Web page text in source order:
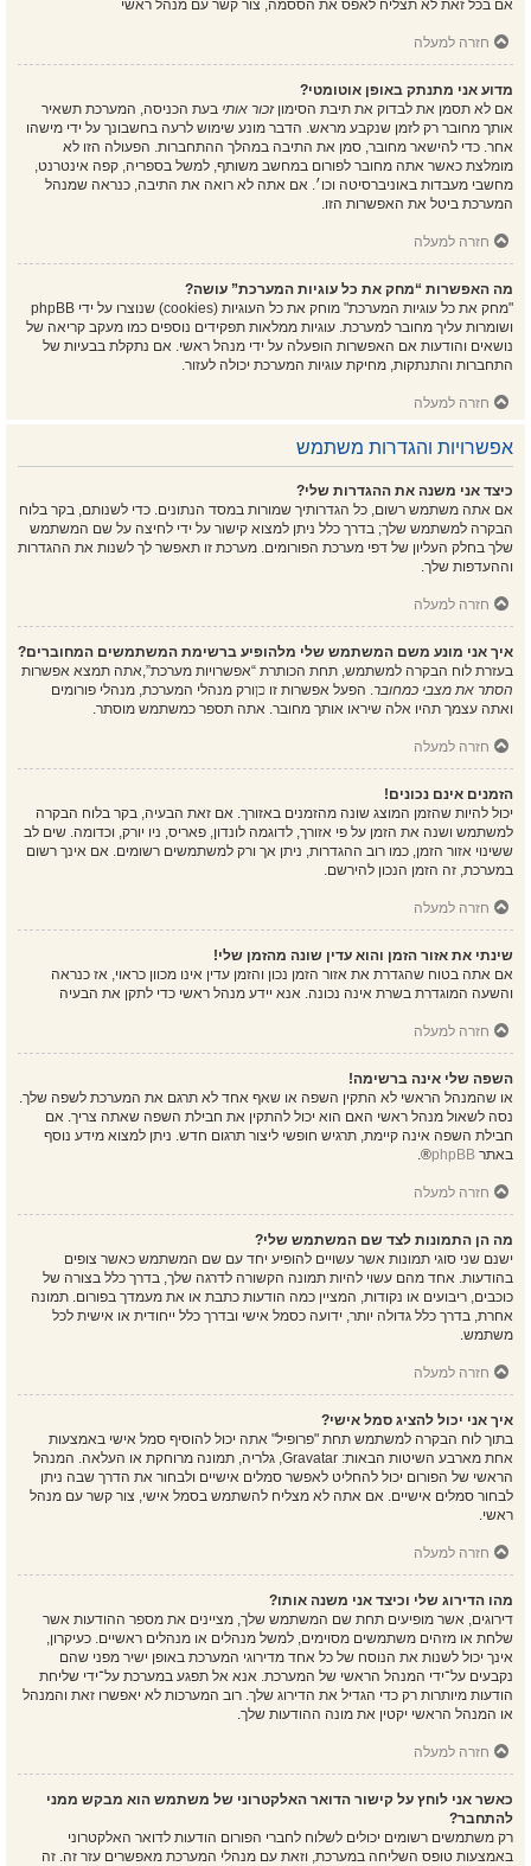
אם בכל זאת לא תצליח לאפס את הססמה, צור קשר עם מנהל ראשי
חזרה למעלה
מדוע אני מתנתק באופן אוטומטי?
אם לא תסמן את לבדוק את תיבת הסימוןזכור אותי בעת הכניסה, המערכת תשאיר
אותך מחובר רק לזמן שנקבע מראש. הדבר מונע שימוש לרעה בחשבונך על ידי מישהו
אחר. כדי להישאר מחובר, סמן את התיבה במהלך ההתחברות. הפעולה הזו לא
מומלצת כאשר אתה מחובר לפורום במחשב משותף, למשל בספריה, קפה אינטרנט,
מחשבי מעבדות באוניברסיטה וכו׳. אם אתה לא רואה את התיבה, כנראה שמנהל
המערכת ביטל את האפשרות הזו.
חזרה למעלה
מה האפשרות “מחק את כל עוגיות המערכת” עושה?
"מחק את כל עוגיות המערכת" מוחק את כל העוגיות (cookies) שנוצרו על ידי phpBB
ושומרות עליך מחובר למערכת. עוגיות ממלאות תפקידים נוספים כמו מעקב קריאה של
נושאים והודעות אם האפשרות הופעלה על ידי מנהל ראשי. אם נתקלת בבעיות של
התחברות והתנתקות, מחיקת עוגיות המערכת יכולה לעזור.
חזרה למעלה
אפשרויות והגדרות משתמש
כיצד אני משנה את ההגדרות שלי?
אם אתה משתמש רשום, כל הגדרותיך שמורות במסד הנתונים. כדי לשנותם, בקר בלוח
הבקרה למשתמש שלך; בדרך כלל ניתן למצוא קישור על ידי לחיצה על שם המשתמש
שלך בחלק העליון של דפי מערכת הפורומים. מערכת זו תאפשר לך לשנות את ההגדרות
וההעדפות שלך.
חזרה למעלה
איך אני מונע משם המשתמש שלי מלהופיע ברשימת המשתמשים המחוברים?
בעזרת לוח הבקרה למשתמש, תחת הכותרת “אפשרויות מערכת”,אתה תמצא אפשרות
הסתר את מצבי כמחובר. הפעל אפשרות זו כןורק מנהלי המערכת, מנהלי פורומים
ואתה עצמך תהיו אלה שיראו אותך מחובר. אתה תספר כמשתמש מוסתר.
חזרה למעלה
הזמנים אינם נכונים!
יכול להיות שהזמן המוצג שונה מהזמנים באזורך. אם זאת הבעיה, בקר בלוח הבקרה
למשתמש ושנה את הזמן על פי אזורך, לדוגמה לונדון, פאריס, ניו יורק, וכדומה. שים לב
ששינוי אזור הזמן, כמו רוב ההגדרות, ניתן אך ורק למשתמשים רשומים. אם אינך רשום
במערכת, זה הזמן הנכון להירשם.
חזרה למעלה
שינתי את אזור הזמן והוא עדין שונה מהזמן שלי!
אם אתה בטוח שהגדרת את אזור הזמן נכון והזמן עדין אינו מכוון כראוי, אז כנראה
והשעה המוגדרת בשרת אינה נכונה. אנא יידע מנהל ראשי כדי לתקן את הבעיה
חזרה למעלה
השפה שלי אינה ברשימה!
או שהמנהל הראשי לא התקין השפה או שאף אחד לא תרגם את המערכת לשפה שלך.
נסה לשאול מנהל ראשי האם הוא יכול להתקין את חבילת השפה שאתה צריך. אם
חבילת השפה אינה קיימת, תרגיש חופשי ליצור תרגום חדש. ניתן למצוא מידע נוסף
באתר phpBB
®.
חזרה למעלה
מה הן התמונות לצד שם המשתמש שלי?
ישנם שני סוגי תמונות אשר עשויים להופיע יחד עם שם המשתמש כאשר צופים
בהודעות. אחד מהם עשוי להיות תמונה הקשורה לדרגה שלך, בדרך כלל בצורה של
כוכבים, ריבועים או נקודות, המציין כמה הודעות כתבת או את מעמדך בפורום. תמונה
אחרת, בדרך כלל גדולה יותר, ידועה כסמל אישי ובדרך כלל ייחודית או אישית לכל
משתמש.
חזרה למעלה
איך אני יכול להציג סמל אישי?
בתוך לוח הבקרה למשתמש תחת "פרופיל" אתה יכול להוסיף סמל אישי באמצעות
אחת מארבע השיטות הבאות: Gravatar, גלריה, תמונה מרוחקת או העלאה. המנהל
הראשי של הפורום יכול להחליט לאפשר סמלים אישיים ולבחור את הדרך שבה ניתן
לבחור סמלים אישיים. אם אתה לא מצליח להשתמש בסמל אישי, צור קשר עם מנהל
ראשי.
חזרה למעלה
מהו הדירוג שלי וכיצד אני משנה אותו?
דירוגים, אשר מופיעים תחת שם המשתמש שלך, מציינים את מספר ההודעות אשר
שלחת או מזהים משתמשים מסוימים, למשל מנהלים או מנהלים ראשיים. כעיקרון,
אינך יכול לשנות את הנוסח של כל אחד מדירוגי המערכת באופן ישיר מפני שהם
נקבעים על־ידי המנהל הראשי של המערכת. אנא אל תפגע במערכת על־ידי שליחת
הודעות מיותרות רק כדי הגדיל את הדירוג שלך. רוב המערכות לא יאפשרו זאת והמנהל
או המנהל הראשי יקטין את מונה ההודעות שלך.
חזרה למעלה
כאשר אני לוחץ על קישור הדואר האלקטרוני של משתמש הוא מבקש ממני
להתחבר?
רק משתמשים רשומים יכולים לשלוח לחברי הפורום הודעות לדואר האלקטרוני
באמצעות טופס השליחה במערכת, וזאת עם מנהלי המערכת מאפשרים עזר זה. זה